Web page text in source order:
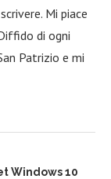
Mi piace
di ogni
Patrizio e mi
Windows 10